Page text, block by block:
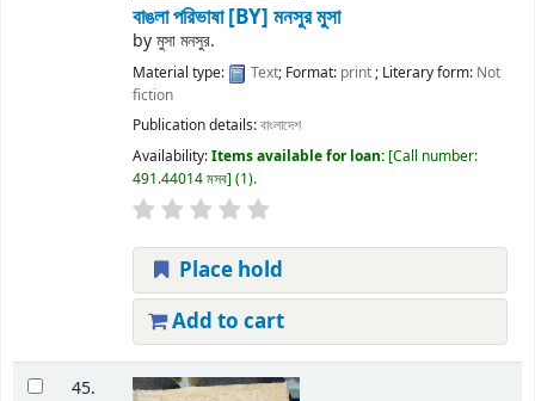
বাঙলা পরিভাষা[BY] মনসুর মুসা
byমুসা মনসুর.
Material type: Text; Format: print; Literary form: Not
fiction
Publication details:বাংলাদেশ
Availability:Items available for loan: Call number:
491.44014 মসব (1).
Place hold
Add to cart
45.